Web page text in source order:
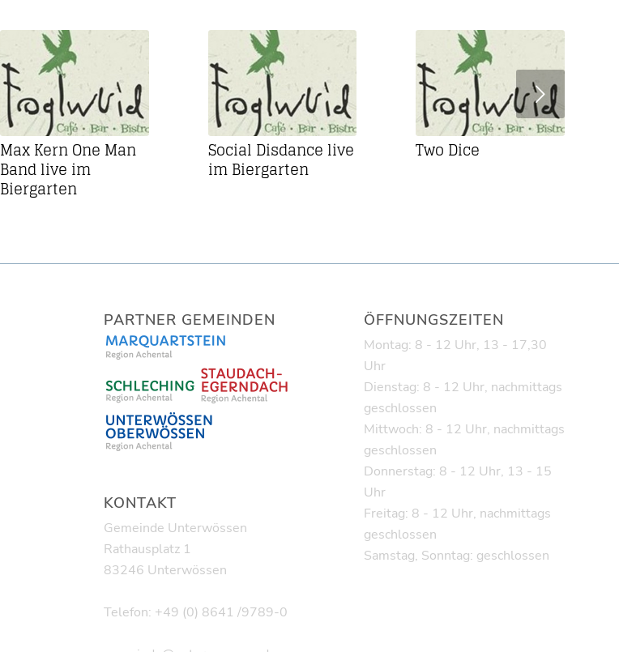
Max Kern One Man
Band live im
Biergarten
Social Disdance live
im Biergarten
Two Dice
Weiter
PARTNER GEMEINDEN
KONTAKT
Gemeinde Unterwössen
Rathausplatz 1
83246 Unterwössen
Telefon: +49 (0) 8641 /9789-0
ÖFFNUNGSZEITEN
Montag: 8 - 12 Uhr, 13 - 17,30
Uhr
Dienstag: 8 - 12 Uhr, nachmittags
geschlossen
Mittwoch: 8 - 12 Uhr, nachmittags
geschlossen
Donnerstag: 8 - 12 Uhr, 13 - 15
Uhr
Freitag: 8 - 12 Uhr, nachmittags
geschlossen
Samstag, Sonntag: geschlossen